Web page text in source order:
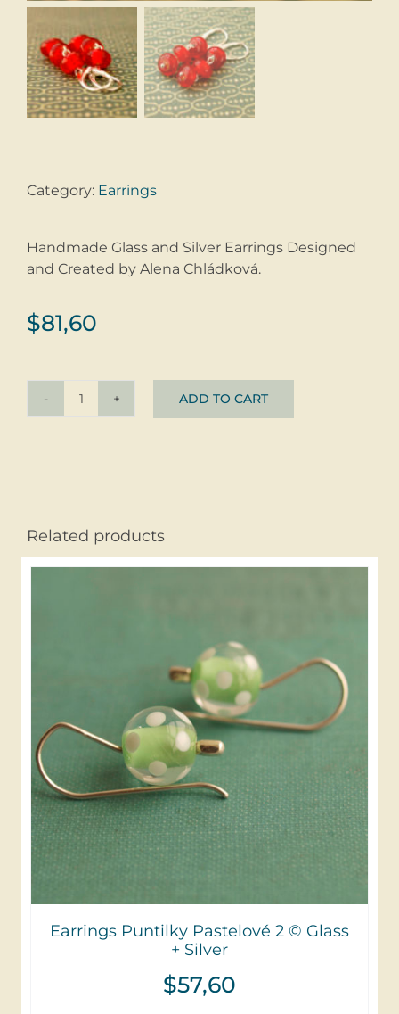
$81,60
Handmade Glass and Silver Earrings Designed
and Created by Alena Chládková.
Earrings
sliver
quantity
ADD TO CART
Category: Earrings
Related products
Earrings Puntilky Pastelové 2 © Glass
+ Silver
$57,60